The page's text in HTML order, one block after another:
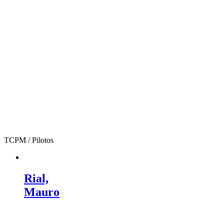
TCPM / Pilotos
Rial,
Mauro